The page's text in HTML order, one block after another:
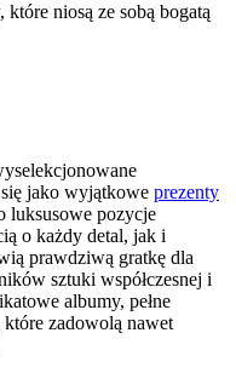
niosą ze sobą bogatą
jako wyjątkowe prezenty
luksusowe pozycje
o każdy detal, jak i
prawdziwą gratkę dla
sztuki współczesnej i
albumy, pełne
zadowolą nawet